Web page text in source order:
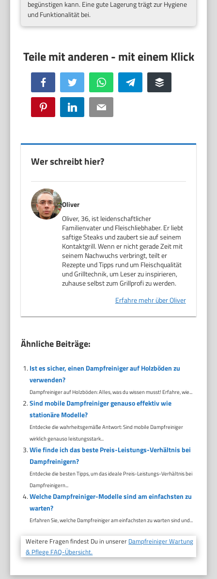
begünstigen kann. Eine gute Lagerung trägt zur Hygiene
und Funktionalität bei.
Facebook Twitter WhatsApp Telegram Buffer
Pinterest LinkedIn Email
Wer schreibt hier?
Oliver
Oliver, 36, ist leidenschaftlicher
Familienvater und Fleischliebhaber. Er liebt
saftige Steaks und zaubert sie auf seinem
Kontaktgrill. Wenn er nicht gerade Zeit mit
seinem Nachwuchs verbringt, teilt er
Rezepte und Tipps rund um Fleischqualität
und Grilltechnik, um Leser zu inspirieren,
zuhause selbst zum Grillprofi zu werden.
Erfahre mehr über Oliver
Ähnliche Beiträge:
Ist es sicher, einen Dampfreiniger auf Holzböden zu
verwenden?
Dampfreiniger auf Holzböden: Alles, was du wissen musst! Erfahre, wie...
Sind mobile Dampfreiniger genauso effektiv wie
stationäre Modelle?
Entdecke die wahrheitsgemäße Antwort: Sind mobile Dampfreiniger
wirklich genauso leistungsstark...
Wie finde ich das beste Preis-Leistungs-Verhältnis bei
Dampfreinigern?
Entdecke die besten Tipps, um das ideale Preis-Leistungs-Verhältnis bei
Dampfreinigern...
Welche Dampfreiniger-Modelle sind am einfachsten zu
warten?
Erfahren Sie, welche Dampfreiniger am einfachsten zu warten sind und...
Weitere Fragen findest Du in unserer Dampfreiniger Wartung
& Pflege FAQ-Übersicht.